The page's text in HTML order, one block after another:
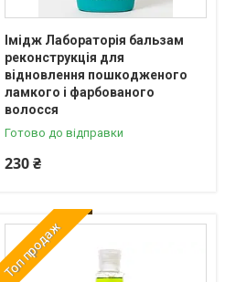
Імідж Лабораторія бальзам
реконструкція для
відновлення пошкодженого
ламкого і фарбованого
волосся
Готово до відправки
230 ₴
Топ продаж